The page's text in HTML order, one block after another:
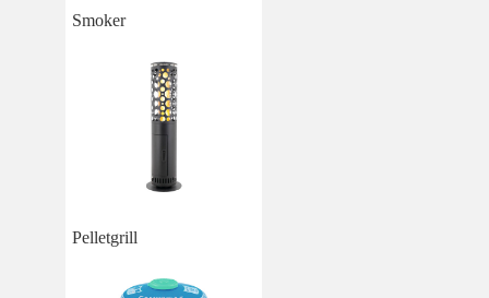
Smoker
Pelletgrill